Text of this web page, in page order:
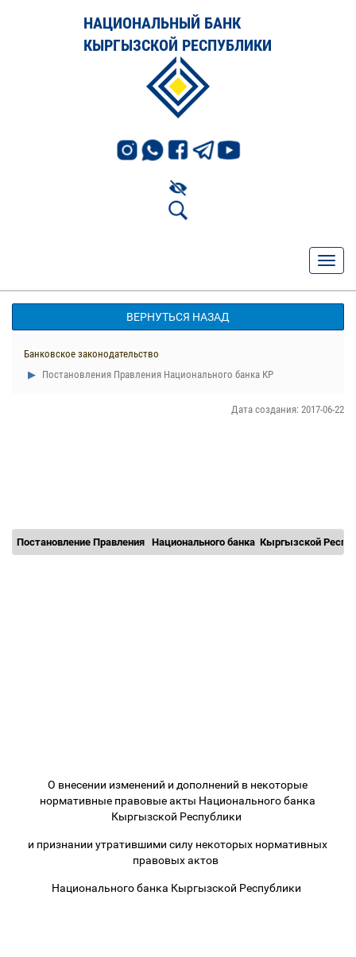
НАЦИОНАЛЬНЫЙ БАНК
КЫРГЫЗСКОЙ РЕСПУБЛИКИ
ВЕРНУТЬСЯ НАЗАД
Банковское законодательство
Постановления Правления Национального банка КР
Дата создания: 2017-06-22
Постановление Правления Национального банка Кыргызской
О внесении изменений и дополнений в некоторые
нормативные правовые акты Национального банка
Кыргызской Республики
и признании утратившими силу некоторых нормативных
правовых актов
Национального банка Кыргызской Республики